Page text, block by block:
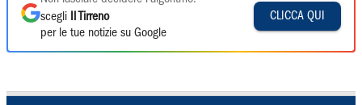
scegli
Il Tirreno
per le tue notizie su Google
CLICCA QUI